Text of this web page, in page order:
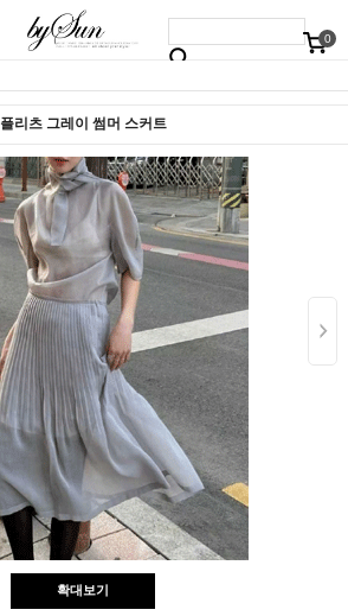
0
플리츠 그레이 썸머 스커트
확대보기